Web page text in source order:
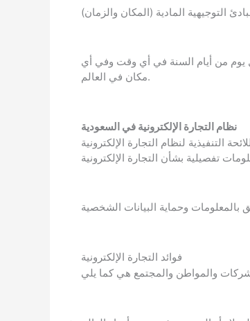
يوم من أيام السنة في أي وقت وفي أي
مكان في العالم.
نظام التجارة الإلكترونية في السعودية
التنفيذية لنظام التجارة الإلكترونية
فوائد التجارة الإلكترونية